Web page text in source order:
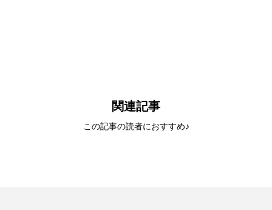
関連記事
この記事の読者におすすめ♪